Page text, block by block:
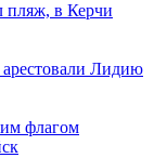
пляж, в Керчи
арестовали Лидию
флагом